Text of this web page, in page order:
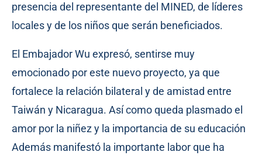
presencia del representante del MINED, de líderes
locales y de los niños que serán beneficiados.
El Embajador Wu expresó, sentirse muy
emocionado por este nuevo proyecto, ya que
fortalece la relación bilateral y de amistad entre
Taiwán y Nicaragua. Así como queda plasmado el
amor por la niñez y la importancia de su educación
Además manifestó la importante labor que ha